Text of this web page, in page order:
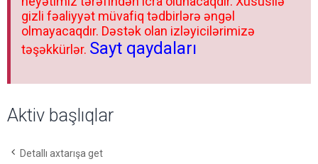
gizli fəaliyyət müvafiq tədbirlərə əngəl
olmayacaqdır. Dəstək olan izləyicilərimizə
təşəkkürlər. Sayt qaydaları
Aktiv başlıqlar
Detallı axtarışa get